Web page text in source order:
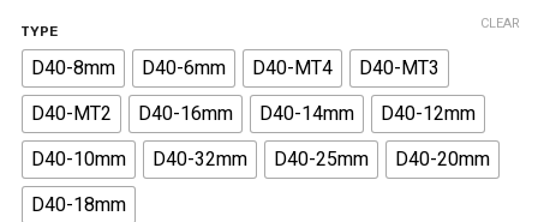
TYPE
D40-8mm D40-6mm D40-MT4
D40-MT3
D40-MT2
D40-16mm D40-14mm
D40-12mm
D40-10mm
D40-32mm D40-25mm
D40-20mm
D40-18mm
CLEAR